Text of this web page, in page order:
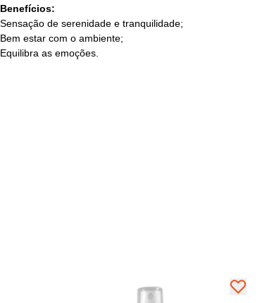
Benefícios:
Sensação de serenidade e tranquilidade;
Bem estar com o ambiente;
Equilibra as emoções.